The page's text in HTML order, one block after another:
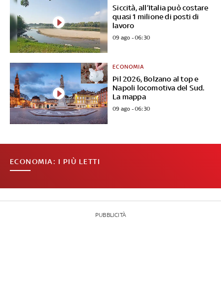
Siccità, all’Italia può costare
quasi 1 milione di posti di
lavoro
09 ago - 06:30
Pil 2026, Bolzano al top e
Napoli locomotiva del Sud.
La mappa
ECONOMIA
09 ago - 06:30
ECONOMIA: I PIÙ LETTI
PUBBLICITÀ